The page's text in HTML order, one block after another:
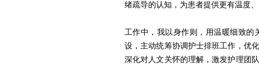
绪疏导的认知，为患者提供更有温度
工作中，我以身作则，用温暖细致的
设，主动统筹协调护士排班工作，优
深化对人文关怀的理解，激发护理团